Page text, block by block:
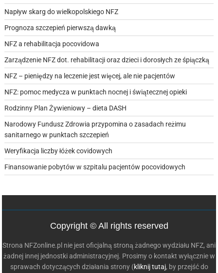
Napływ skarg do wielkopolskiego NFZ
Prognoza szczepień pierwszą dawką
NFZ a rehabilitacja pocovidowa
Zarządzenie NFZ dot. rehabilitacji oraz dzieci i dorosłych ze śpiączką
NFZ – pieniędzy na leczenie jest więcej, ale nie pacjentów
NFZ: pomoc medycza w punktach nocnej i świątecznej opieki
Rodzinny Plan Żywieniowy – dieta DASH
Narodowy Fundusz Zdrowia przypomina o zasadach reżimu
sanitarnego w punktach szczepień
Weryfikacja liczby łóżek covidowych
Finansowanie pobytów w szpitalu pacjentów pocovidowych
Copyright © All rights reserved
Strona NFZonline.pl nie jest oficjalną stroną żadnego wydziału NFZ, ani
żadnej innej jednostki administracyjnej. Prosimy o kontakt wyłącznie w
sprawach dotyczących działania strony (kliknij tutaj, by przejść do